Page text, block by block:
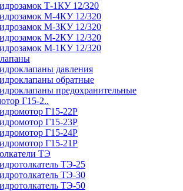
Т-1КУ 12/320
М-4КУ 12/320
М-3КУ 12/320
М-2КУ 12/320
М-1КУ 12/320
давления
обратные
предохранительные
Г15-2..
Г15-22Р
Г15-23Р
Г15-24Р
Г15-21Р
ТЭ
ТЭ-25
ТЭ-30
ТЭ-50